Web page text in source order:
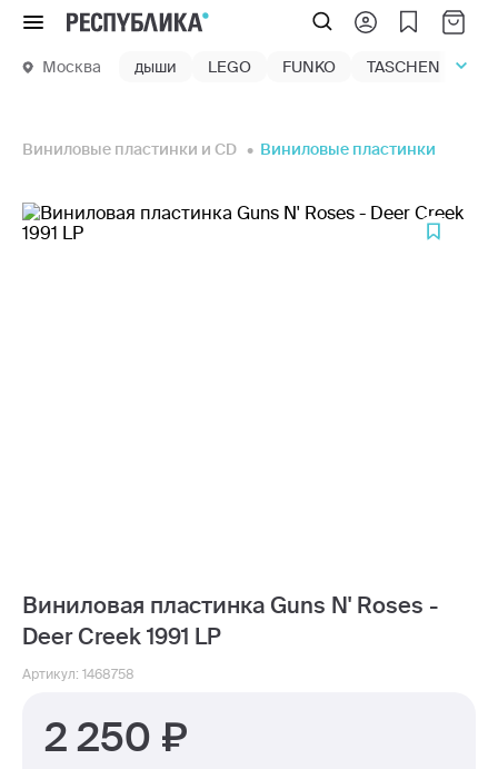
Меню
Москва дыши LEGO FUNKO TASCHEN
Виниловые пластинки и CD Виниловые пластинки
Виниловая пластинка Guns N' Roses -
Deer Creek 1991 LP
Артикул: 1468758
2 250